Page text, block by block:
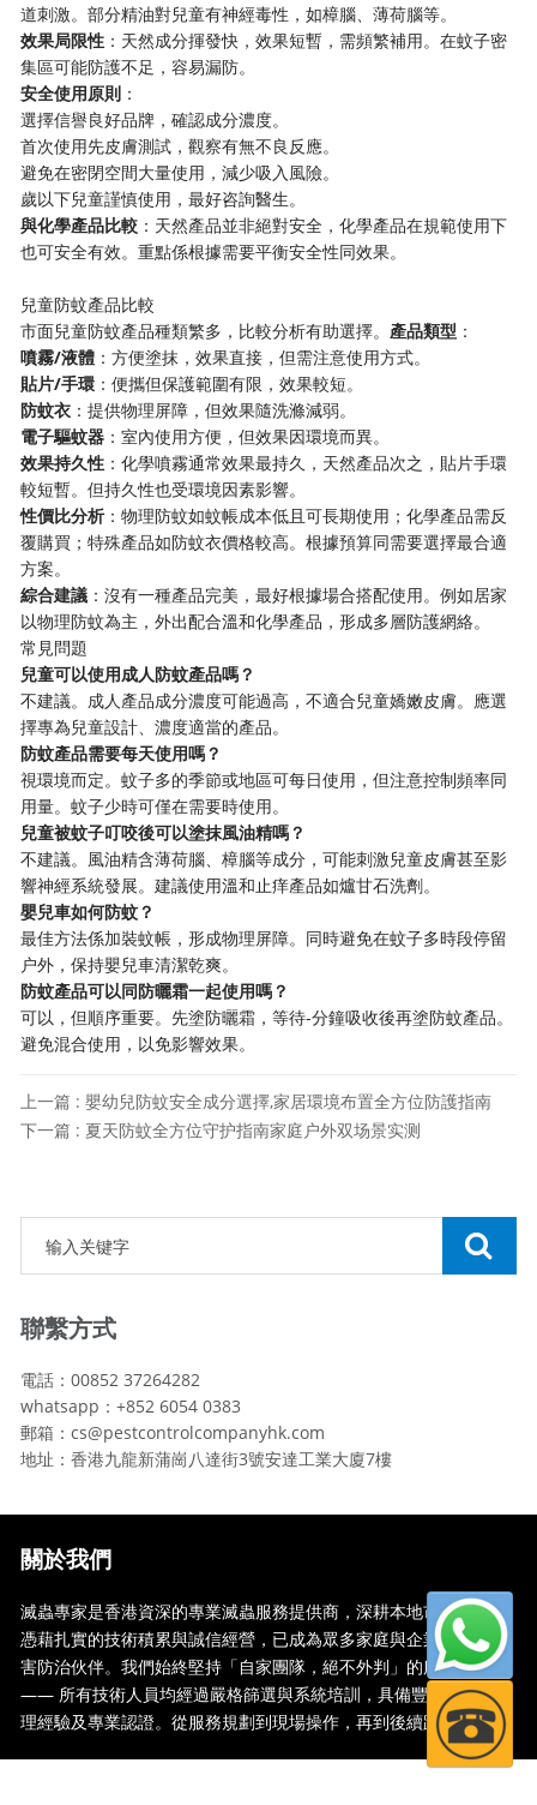
道刺激。部分精油對兒童有神經毒性，如樟腦、薄荷腦等。
​效果局限性​ ​：天然成分揮發快，效果短暫，需頻繁補用。在蚊子密
集區可能防護不足，容易漏防。
​安全使用原則​ ​：
選擇信譽良好品牌，確認成分濃度。
首次使用先皮膚測試，觀察有無不良反應。
避免在密閉空間大量使用，減少吸入風險。
歲以下兒童謹慎使用，最好咨詢醫生。
​與化學產品比較​ ​：天然產品並非絕對安全，化學產品在規範使用下
也可安全有效。重點係根據需要平衡安全性同效果。
兒童防蚊產品比較
市面兒童防蚊產品種類繁多，比較分析有助選擇。​​產品類型​ ​：
​噴霧/液體​ ​：方便塗抹，效果直接，但需注意使用方式。
​貼片/手環​ ​：便攜但保護範圍有限，效果較短。
​防蚊衣​ ​：提供物理屏障，但效果隨洗滌減弱。
​電子驅蚊器​ ​：室內使用方便，但效果因環境而異。
​效果持久性​ ​：化學噴霧通常效果最持久，天然產品次之，貼片手環
較短暫。但持久性也受環境因素影響。
​性價比分析​​：物理防蚊如蚊帳成本低且可長期使用；化學產品需反
覆購買；特殊產品如防蚊衣價格較高。根據預算同需要選擇最合適
方案。
​綜合建議​ ​：沒有一種產品完美，最好根據場合搭配使用。例如居家
以物理防蚊為主，外出配合溫和化學產品，形成多層防護網絡。
常見問題
​兒童可以使用成人防蚊產品嗎？​
不建議。成人產品成分濃度可能過高，不適合兒童嬌嫩皮膚。應選
擇專為兒童設計、濃度適當的產品。
​防蚊產品需要每天使用嗎？​
視環境而定。蚊子多的季節或地區可每日使用，但注意控制頻率同
用量。蚊子少時可僅在需要時使用。
​兒童被蚊子叮咬後可以塗抹風油精嗎？​
不建議。風油精含薄荷腦、樟腦等成分，可能刺激兒童皮膚甚至影
響神經系統發展。建議使用溫和止痒產品如爐甘石洗劑。
​嬰兒車如何防蚊？​
最佳方法係加裝蚊帳，形成物理屏障。同時避免在蚊子多時段停留
户外，保持嬰兒車清潔乾爽。
​防蚊產品可以同防曬霜一起使用嗎？​
可以，但順序重要。先塗防曬霜，等待-分鐘吸收後再塗防蚊產品。
避免混合使用，以免影響效果。
上一篇 : 嬰幼兒防蚊安全成分選擇,家居環境布置全方位防護指南
下一篇 : 夏天防蚊全方位守护指南家庭户外双场景实测
聯繫方式
電話：00852 37264282
whatsapp：+852 6054 0383
郵箱：cs@pestcontrolcompanyhk.com
地址：香港九龍新蒲崗八達街3號安達工業大廈7樓
關於我們
滅蟲專家是香港資深的專業滅蟲服務提供商，深耕本地市場多年，
憑藉扎實的技術積累與誠信經營，已成為眾多家庭與企業信賴的蟲
害防治伙伴。我們始終堅持「自家團隊，絕不外判」的服務承諾
—— 所有技術人員均經過嚴格篩選與系統培訓，具備豐富的現場處
理經驗及專業認證。從服務規劃到現場操作，再到後續跟蹤，全...